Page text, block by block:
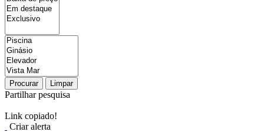
Procurar Limpar
Partilhar pesquisa
Link copiado!
Criar alerta